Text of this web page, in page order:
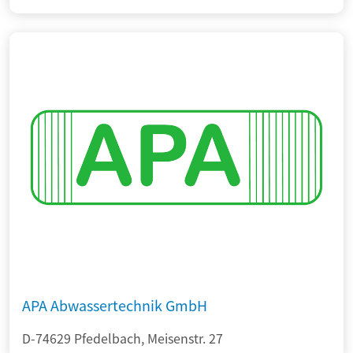
APA Abwassertechnik GmbH
D-74629 Pfedelbach, Meisenstr. 27